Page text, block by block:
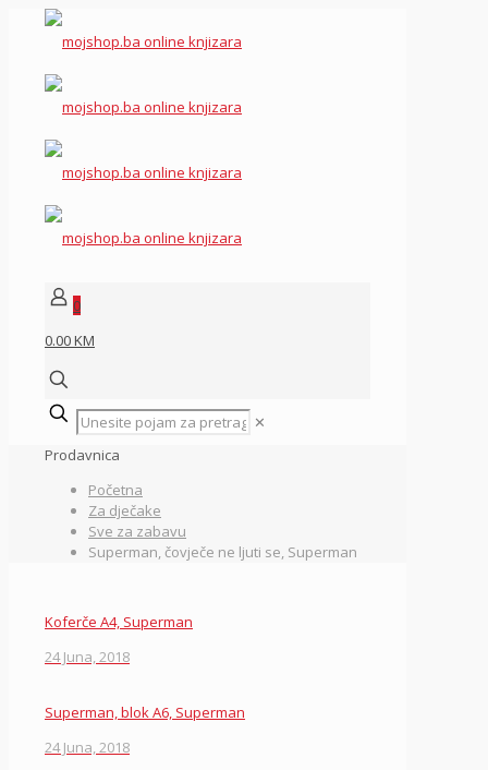
0
0.00 KM
✕
Prodavnica
Početna
Za dječake
Sve za zabavu
Superman, čovječe ne ljuti se, Superman
Koferče A4, Superman
24 Juna, 2018
Superman, blok A6, Superman
24 Juna, 2018